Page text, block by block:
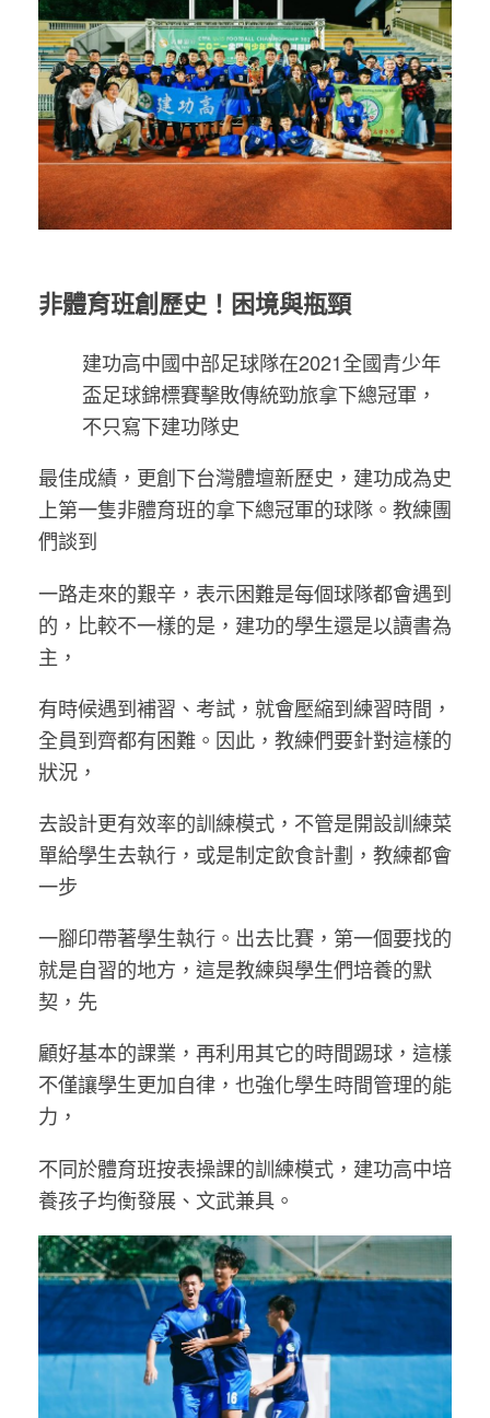
非體育班創歷史！困境與瓶頸
建功高中國中部足球隊在2021全國青少年
盃足球錦標賽擊敗傳統勁旅拿下總冠軍，
不只寫下建功隊史
最佳成績，更創下台灣體壇新歷史，建功成為史
上第一隻非體育班的拿下總冠軍的球隊。教練團
們談到
一路走來的艱辛，表示困難是每個球隊都會遇到
的，比較不一樣的是，建功的學生還是以讀書為
主，
有時候遇到補習、考試，就會壓縮到練習時間，
全員到齊都有困難。因此，教練們要針對這樣的
狀況，
去設計更有效率的訓練模式，不管是開設訓練菜
單給學生去執行，或是制定飲食計劃，教練都會
一步
一腳印帶著學生執行。出去比賽，第一個要找的
就是自習的地方，這是教練與學生們培養的默
契，先
顧好基本的課業，再利用其它的時間踢球，這樣
不僅讓學生更加自律，也強化學生時間管理的能
力，
不同於體育班按表操課的訓練模式，建功高中培
養孩子均衡發展、文武兼具。